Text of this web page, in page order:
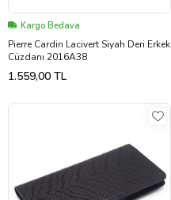
Kargo Bedava
Pierre Cardin Lacivert Siyah Deri Erkek
Cüzdanı 2016A38
1.559,00 TL